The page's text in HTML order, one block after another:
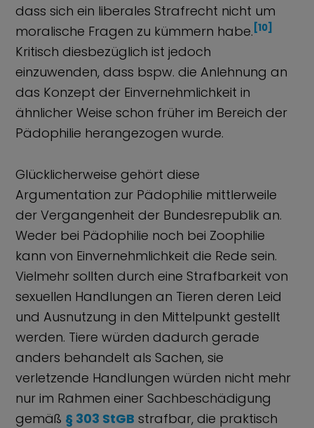
dass sich ein liberales Strafrecht nicht um
moralische Fragen zu kümmern habe. [10]
Kritisch diesbezüglich ist jedoch
einzuwenden, dass bspw. die Anlehnung an
das Konzept der Einvernehmlichkeit in
ähnlicher Weise schon früher im Bereich der
Pädophilie herangezogen wurde.
Glücklicherweise gehört diese
Argumentation zur Pädophilie mittlerweile
der Vergangenheit der Bundesrepublik an.
Weder bei Pädophilie noch bei Zoophilie
kann von Einvernehmlichkeit die Rede sein.
Vielmehr sollten durch eine Strafbarkeit von
sexuellen Handlungen an Tieren deren Leid
und Ausnutzung in den Mittelpunkt gestellt
werden. Tiere würden dadurch gerade
anders behandelt als Sachen, sie
verletzende Handlungen würden nicht mehr
nur im Rahmen einer Sachbeschädigung
gemäß § 303 StGB strafbar, die praktisch